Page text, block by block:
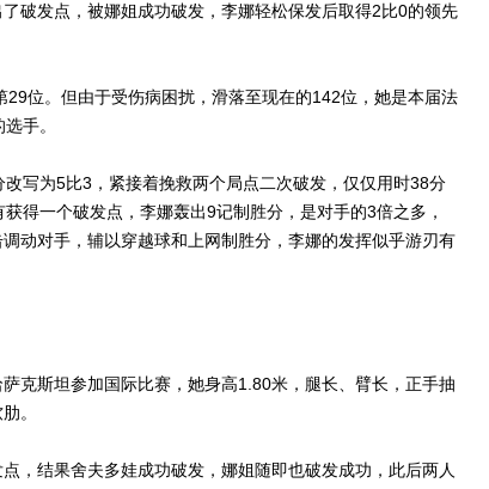
破发点，被娜姐成功破发，李娜轻松保发后取得2比0的领先
。但由于受伤病困扰，滑落至现在的142位，她是本届法
手。
为5比3，紧接着挽救两个局点二次破发，仅仅用时38分
得一个破发点，李娜轰出9记制胜分，是对手的3倍之多，
动对手，辅以穿越球和上网制胜分，李娜的发挥似乎游刃有
斯坦参加国际比赛，她身高1.80米，腿长、臂长，正手抽
。
结果舍夫多娃成功破发，娜姐随即也破发成功，此后两人